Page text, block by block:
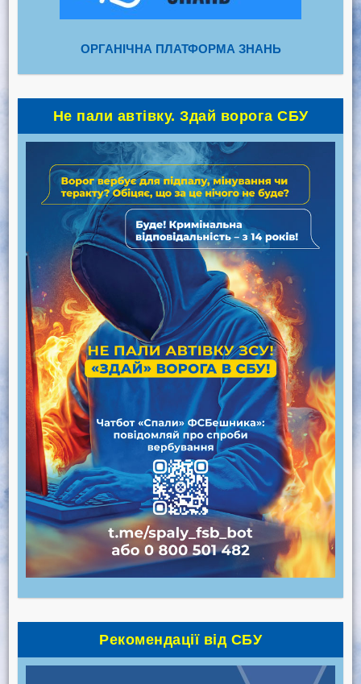
ОРГАНІЧНА ПЛАТФОРМА ЗНАНЬ
Не пали автівку. Здай ворога СБУ
Рекомендації від СБУ